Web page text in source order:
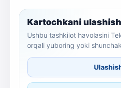
Kartochkani ulashish
Ushbu tashkilot havolasini
orqali yuboring yoki